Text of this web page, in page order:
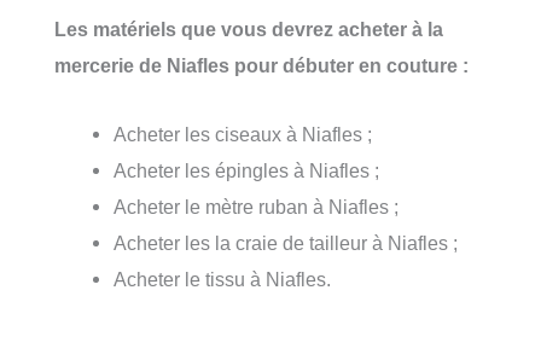
Les matériels que vous devrez acheter à la
mercerie de Niafles pour débuter en couture :
Acheter les ciseaux à Niafles ;
Acheter les épingles à Niafles ;
Acheter le mètre ruban à Niafles ;
Acheter les la craie de tailleur à Niafles ;
Acheter le tissu à Niafles.